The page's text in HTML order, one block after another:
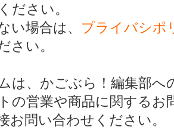
ださい。
い場合は、 プライバシポ
さい。
は、かごぶら！編集部へ
の営業や商品に関する
お問い合わせください。